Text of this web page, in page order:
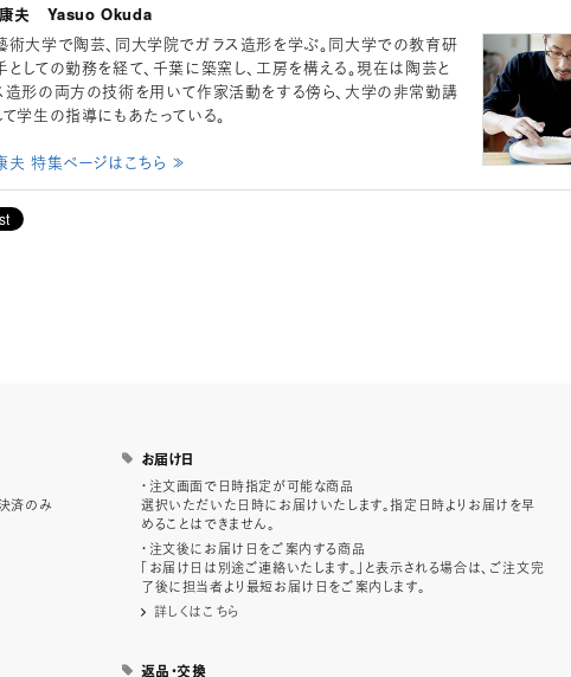
夫 Yasuo Okuda
術大学で陶芸、同大学院でガラス造形を学ぶ。同大学での教育研
としての勤務を経て、千葉に築窯し、工房を構える。現在は陶芸と
造形の両方の技術を用いて作家活動をする傍ら、大学の非常勤講
て学生の指導にもあたっている。
夫 特集ページはこちら ≫
済のみ
お届け日
・注文画面で日時指定が可能な商品
選択いただいた日時にお届けいたします。指定日時よりお届けを早
めることはできません。
・注文後にお届け日をご案内する商品
「お届け日は別途ご連絡いたします。」と表示される場合は、ご注文完
了後に担当者より最短お届け日をご案内します。
詳しくはこちら
返品・交換